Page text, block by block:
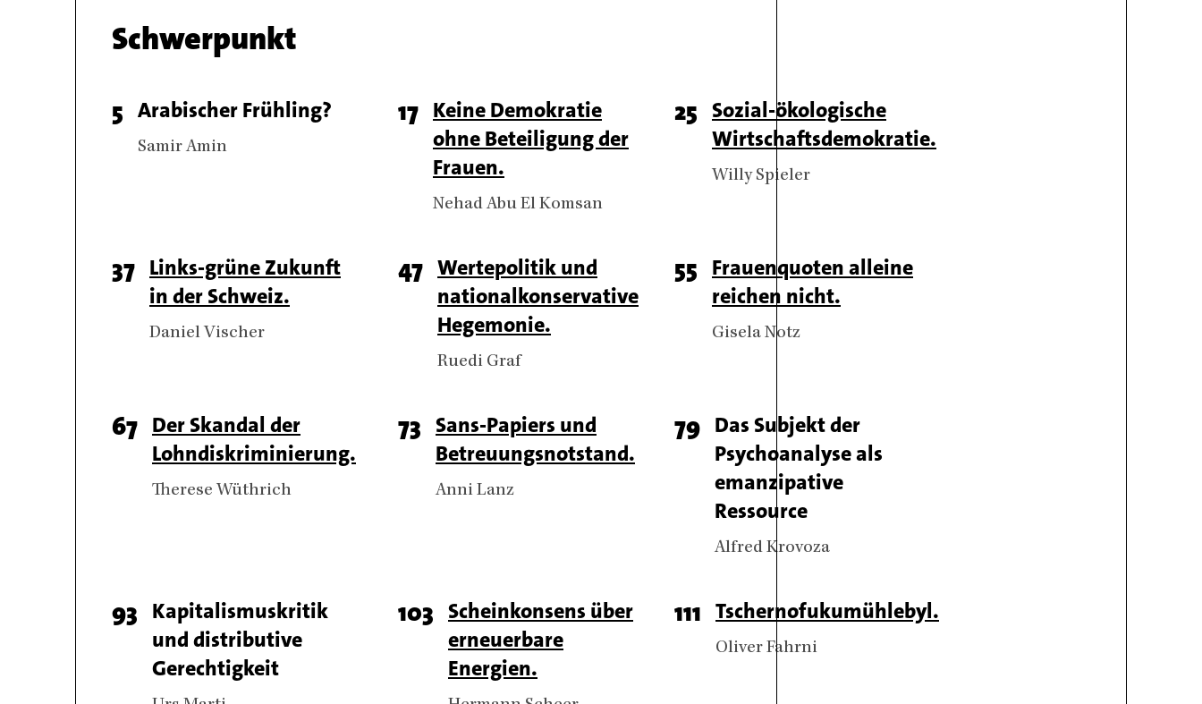
Chapter
name
Schwerpunkt
Chapter
articles
Page
number
5 Titel
Arabischer Frühling?
Authors
Samir Amin
Page
number
17 Titel
Keine Demokratie
ohne Beteiligung der
Frauen.
Authors
Nehad Abu El Komsan
Page
number
25 Titel
Sozial-ökologische
Wirtschaftsdemokratie.
Authors
Willy Spieler
Page
number
37 Titel
Links-grüne Zukunft
in der Schweiz.
Authors
Daniel Vischer
Page
number
47 Titel
Wertepolitik und
nationalkonservative
Hegemonie.
Authors
Ruedi Graf
Page
number
55 Titel
Frauenquoten alleine
reichen nicht.
Authors
Gisela Notz
Page
number
67 Titel
Der Skandal der
Lohndiskriminierung.
Authors
Therese Wüthrich
Page
number
73 Titel
Sans-Papiers und
Betreuungsnotstand.
Authors
Anni Lanz
Page
number
79 Titel
Das Subjekt der
Psychoanalyse als
emanzipative
Ressource
Authors
Alfred Krovoza
Page
number
93 Titel
Kapitalismuskritik
und distributive
Gerechtigkeit
Page
number
103 Titel
Scheinkonsens über
erneuerbare
Energien.
Page
number
111 Titel
Tschernofukumühlebyl.
Authors
Oliver Fahrni